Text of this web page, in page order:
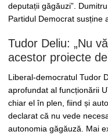
deputații găgăuzi”.
Partidul Democrat susține
Tudor Deliu: „Nu
acestor proiecte de
Liberal-democratul Tudor
aprofundat al funcționării
chiar el în plen, fiind și
declarat că nu vede
autonomia găgăuză. Mai